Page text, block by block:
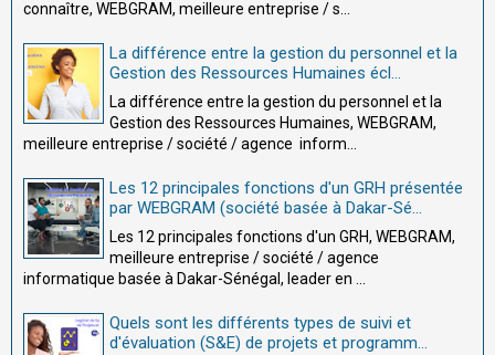
connaître, WEBGRAM, meilleure entreprise / s...
La différence entre la gestion du personnel et la
Gestion des Ressources Humaines écl...
La différence entre la gestion du personnel et la
Gestion des Ressources Humaines, WEBGRAM,
meilleure entreprise / société / agence inform...
Les 12 principales fonctions d'un GRH présentée
par WEBGRAM (société basée à Dakar-Sé...
Les 12 principales fonctions d'un GRH, WEBGRAM,
meilleure entreprise / société / agence
informatique basée à Dakar-Sénégal, leader en ...
Quels sont les différents types de suivi et
d'évaluation (S&E) de projets et programm...